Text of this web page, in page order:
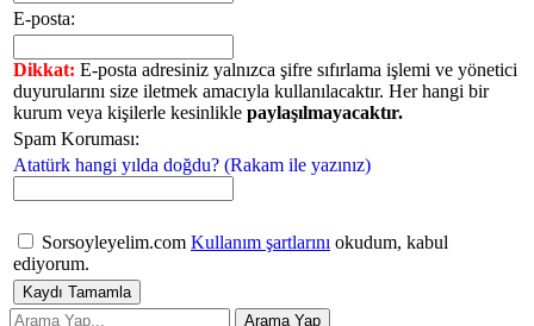
E-posta:
Dikkat: E-posta adresiniz yalnızca şifre sıfırlama işlemi ve yönetici
duyurularını size iletmek amacıyla kullanılacaktır. Her hangi bir
kurum veya kişilerle kesinlikle paylaşılmayacaktır.
Spam Koruması:
Atatürk hangi yılda doğdu? (Rakam ile yazınız)
Sorsoyleyelim.com Kullanım şartlarını okudum, kabul
ediyorum.